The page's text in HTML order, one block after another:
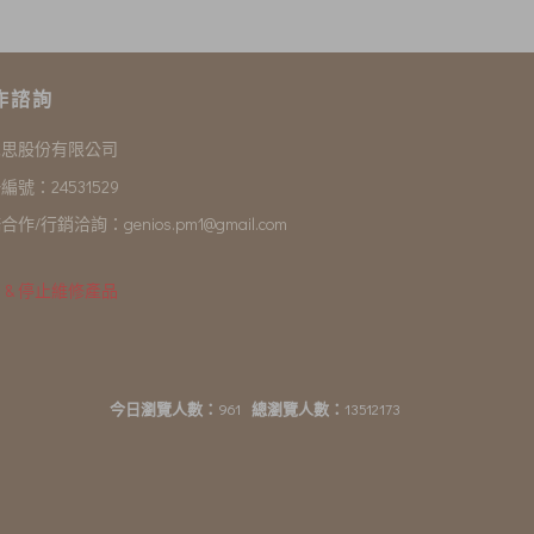
諮詢
股份有限公司
號：24531529
作/行銷洽詢：genios.pm1@gmail.com
& 停止維修產品
今日瀏覽人數： 961 總瀏覽人數： 13512173